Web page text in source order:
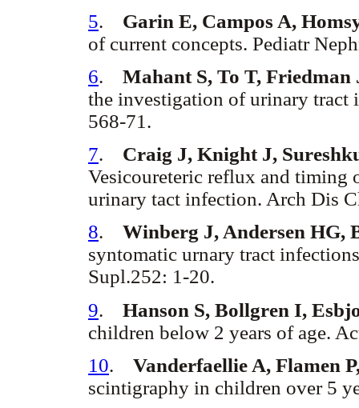
5. Garin E, Campos A,
of current concepts. Pediatr
6. Mahant S, To T, Friedman
the investigation of urinary tract
568-71.
7. Craig J, Knight J,
Vesicoureteric reflux and timing
urinary tact infection. Arch Dis
8. Winberg J, Andersen HG,
syntomatic urnary tract
Supl.252: 1-20.
9. Hanson S, Bollgren I,
children below 2 years of age.
10. Vanderfaellie A, Flamen
scintigraphy in children over 5